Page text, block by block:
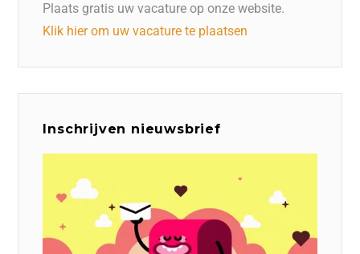
Plaats gratis uw vacature op onze website.
Klik hier om uw vacature te plaatsen
Inschrijven nieuwsbrief